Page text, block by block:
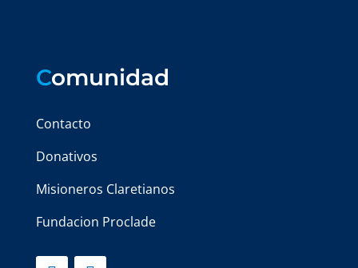
Comunidad
Contacto
Donativos
Misioneros Claretianos
Fundacion Proclade